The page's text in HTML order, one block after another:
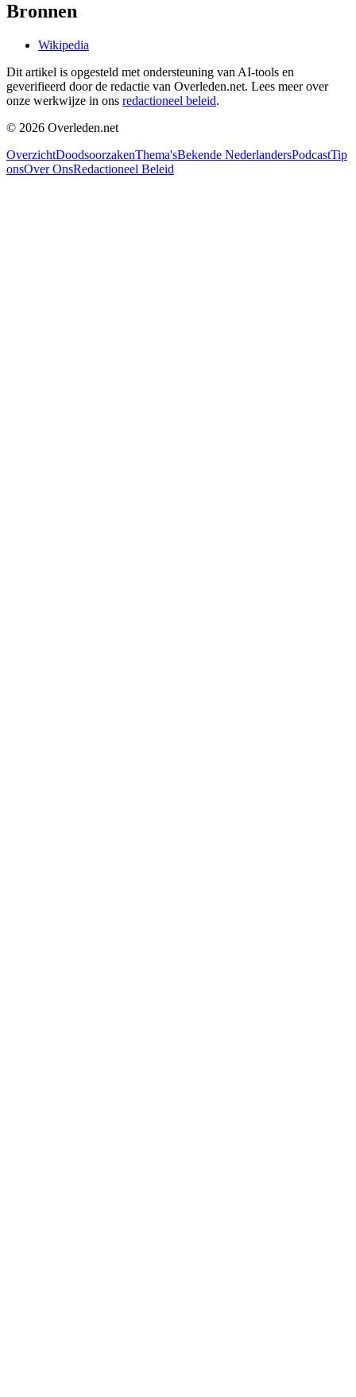
Bronnen
Wikipedia
Dit artikel is opgesteld met ondersteuning van AI-tools en
geverifieerd door de redactie van Overleden.net. Lees meer over
onze werkwijze in ons redactioneel beleid.
© 2026 Overleden.net
OverzichtDoodsoorzakenThema'sBekende NederlandersPodcastTip
onsOver OnsRedactioneel Beleid